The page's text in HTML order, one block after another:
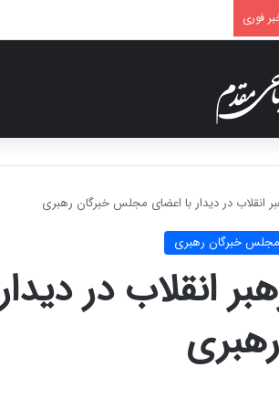
فوری
انقلاب در دیدار با اعضای مجلس خبرگان رهبری
مجلس خبرگان رهبری
انقلاب در